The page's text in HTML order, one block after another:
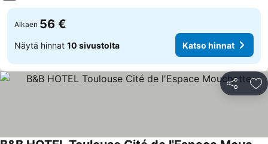
Alkaen 56 €
Näytä hinnat 10 sivustolta Katso hinnat
Jaa